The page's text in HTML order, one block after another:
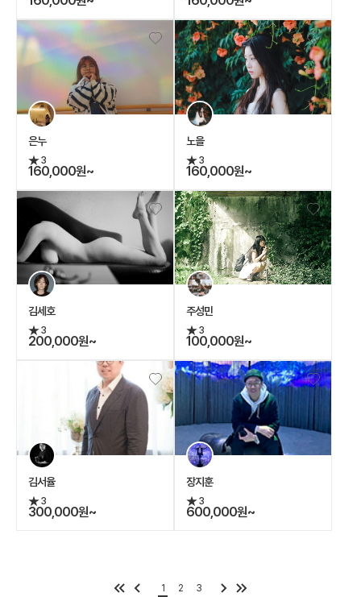
은누
3
160,000원~
노을
3
160,000원~
김세호
3
200,000원~
주성민
3
100,000원~
김서율
3
300,000원~
장지훈
3
600,000원~
1 2 3